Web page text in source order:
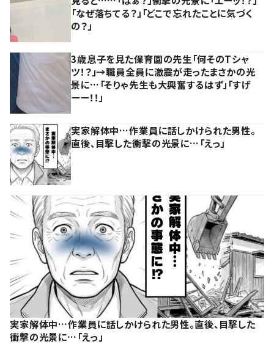
「なぜ落ちてる？」「どこで忘れたことに気づく
の？」
3歳息子を見た保育園の先生「何そのTシャ
ツ！？」→職員全員に激震が走ったまさかの光
景に…「そりゃ先生も大興奮するはず」「すげ
ーー！！」
実家解体中…作業員に話しかけられた男性。
直後、目撃した衝撃の光景に…「えっ」
実家解体中…作業員に話しかけられた男性。直後、目撃した
衝撃の光景に…「えっ」